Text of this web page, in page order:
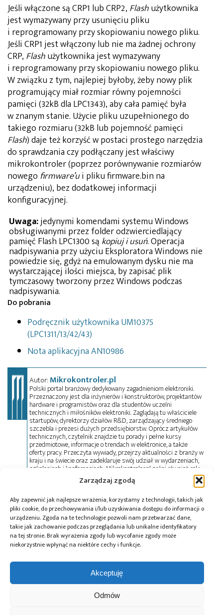
Zarządzaj zgodą
Aby zapewnić jak najlepsze wrażenia, korzystamy z technologii, takich jak
pliki cookie, do przechowywania i/lub uzyskiwania dostępu do informacji o
urządzeniu. Zgoda na te technologie pozwoli nam przetwarzać dane,
takie jak zachowanie podczas przeglądania lub unikalne identyfikatory
na tej stronie. Brak wyrażenia zgody lub wycofanie zgody może
niekorzystnie wpłynąć na niektóre cechy i funkcje.
Akceptuję
Odmów
Jeśli włączone są CRP1 lub CRP2, Flashużytkownika
jest wymazywany przy usunięciu pliku
i reprogramowany przy skopiowaniu nowego pliku.
Jeśli CRP1 jest włączony lub nie ma żadnej ochrony
CRP, Flashużytkownika jest wymazywany
i reprogramowany przy skopiowaniu nowego pliku.
W związku z tym, najlepiej byłoby, żeby nowy plik
programujący miał rozmiar równy pojemności
pamięci (32kB dla LPC1343), aby cała pamięć była
w znanym stanie. Użycie pliku uzupełnionego do
takiego rozmiaru (32kB lub pojemność pamięci
Flash) daje też korzyść w postaci prostego narzędzia
do sprawdzania czy podłączany jest właściwy
mikrokontroler (poprzez porównywanie rozmiarów
nowego firmware’ui pliku firmware.bin na
urządzeniu), bez dodatkowej informacji
konfiguracyjnej.
Uwaga:jedynymi komendami systemu Windows
obsługiwanymi przez folder odzwierciedlający
pamięć Flash LPC1300 są kopiuj i usuń. Operacja
nadpisywania przy użyciu Eksploratora Windows nie
powiedzie się, gdyż na emulowanym dysku nie ma
wystarczającej ilości miejsca, by zapisać plik
tymczasowy tworzony przez Windows podczas
nadpisywania.
Do pobrania
Podręcznik użytkownika UM10375
(LPC1311/13/42/43)
Nota aplikacyjna AN10986
Autor:Mikrokontroler.pl
Polski portal branżowy dedykowany zagadnieniom elektroniki.
Przeznaczony jest dla inżynierów i konstruktorów, projektantów
hardware i programistów oraz dla studentów uczelni
technicznych i miłośników elektroniki. Zaglądają tu właściciele
startupów, dyrektorzy działów R&D, zarządzający średniego
szczebla i prezesi dużych przedsiębiorstw. Oprócz artykułów
technicznych, czytelnik znajdzie tu porady i pełne kursy
przedmiotowe, informacje o trendach w elektronice, a także
oferty pracy. Przeczyta wywiady, przejrzy aktualności z branży w
kraju i na świecie oraz zadeklaruje swój udział w wydarzeniach,
szkoleniach i konferencjach. Mikrokontroler.pl pełni również rolę
patrona medialnego imprez targowych, konkursów, hackathonów
i seminariów. Zapraszamy do współpracy!
Tagi:ISP,LPC1300,mikrokontrolery,NXP
Semiconductors,podzespoły